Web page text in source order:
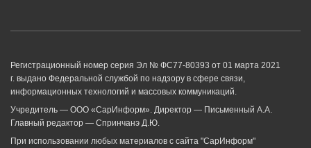
Регистрационный номер серия Эл № ФС77-80393 от 01 марта 2021
г. выдано Федеральной службой по надзору в сфере связи,
информационных технологий и массовых коммуникаций.
Учредитель — ООО «СарИнформ». Директор — Письменный А.А.
Главный редактор — Спринчанэ Д.Ю.
При использовании любых материалов с сайта "СарИнформ"